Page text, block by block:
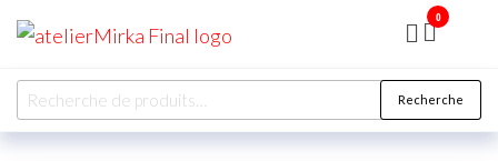
0
Recherche